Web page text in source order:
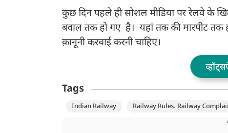
कुछ दिन पहले ही सोशल मीडिया पर रेलवे के
बवाल तक हो गए है। यहां तक की मारपीट
क़ानूनी करवाई करनी चाहिए।
Tags
Indian Railway Railway Rules. Railway